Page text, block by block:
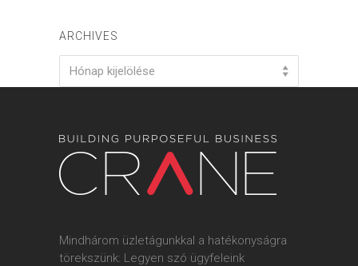
ARCHIVES
Hónap kijelölése
Mindhárom üzletágunkkal a hatékonyságra
törekszünk: Legyen szó ügyfeleink